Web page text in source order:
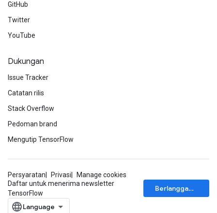
GitHub
Twitter
YouTube
Dukungan
Issue Tracker
Catatan rilis
Stack Overflow
Pedoman brand
Mengutip TensorFlow
Persyaratan Privasi
Manage cookies
Daftar untuk menerima newsletter
TensorFlow
Berlangganan